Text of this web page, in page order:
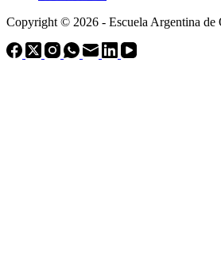
Copyright © 2026 - Escuela Argentina de